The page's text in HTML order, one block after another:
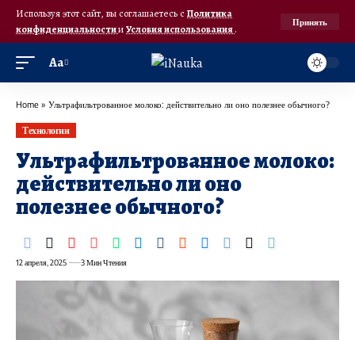
Используя этот сайт, вы соглашаетесь с Политика
конфиденциальностииУсловия использования.
Принять
Аа
Home » Ультрафильтрованное молоко: действительно ли оно полезнее обычного?
Технологии
Ультрафильтрованное молоко:
действительно ли оно
полезнее обычного?
12 апреля, 2025 3 Мин Чтения